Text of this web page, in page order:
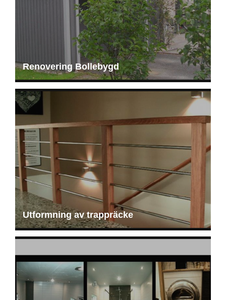
Renovering Bollebygd
Utformning av trappräcke